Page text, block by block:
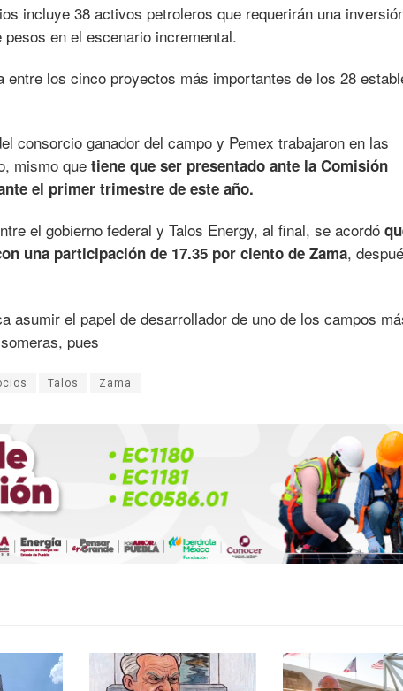
incluye 38 activos petroleros que requerirán una
en el escenario incremental.
entre los cinco proyectos más importantes de los 28
consorcio ganador del campo y Pemex trabajaron en las
mismo que tiene que ser presentado ante la Comisión
el primer trimestre de este año.
el gobierno federal y Talos Energy, al final, se acordó
una participación de 17.35 por ciento de Zama,
asumir el papel de desarrollador de uno de los campos
pues
Talos Zama